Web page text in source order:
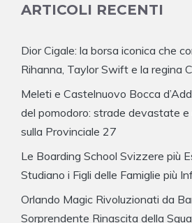
ARTICOLI RECENTI
Dior Cigale: la borsa iconica che
Rihanna, Taylor Swift e la regina
Meleti e Castelnuovo Bocca
del pomodoro: strade devastate e
sulla Provinciale 27
Le Boarding School Svizzere più
Studiano i Figli delle Famiglie più
Orlando Magic Rivoluzionati da
Sorprendente Rinascita della